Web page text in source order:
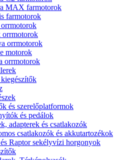
MAX farmotorok
farmotorok
orrmotorok
motorok
orrmotorok
és szerelőplatformok
és pedálok
adapterek és csatlakozók
csatlakozók és akkutartozékok
Raptor sekélyvízi horgonyok